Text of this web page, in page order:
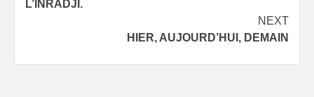
navigation
L’INRADJI.
NEXT
HIER, AUJOURD’HUI, DEMAIN